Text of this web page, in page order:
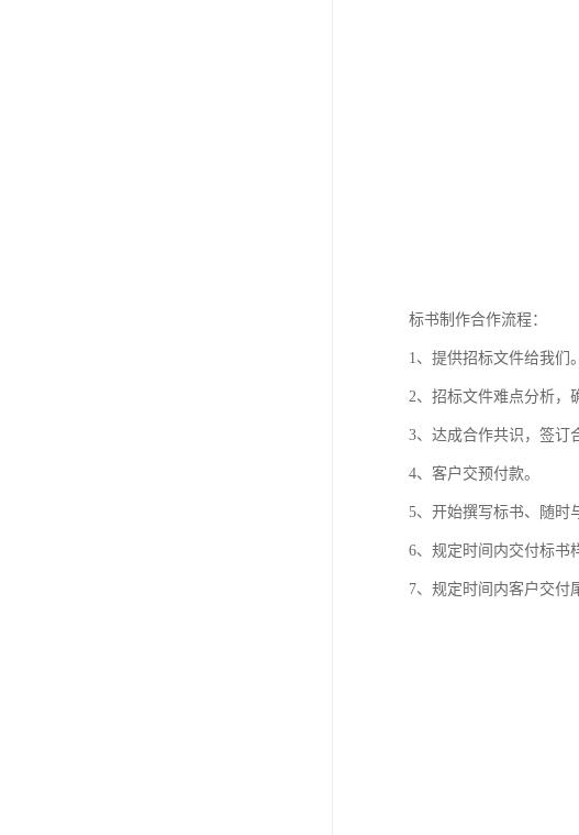
标书制作合作流程：
1、提供招标文件给我们。
2、招标文件难点分析，
3、达成合作共识，签订
4、客户交预付款。
5、开始撰写标书、随时
6、规定时间内交付标书
7、规定时间内客户交付